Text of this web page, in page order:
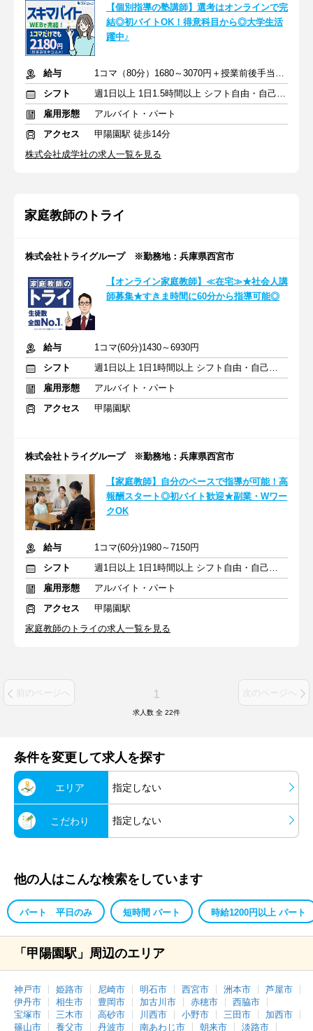
【個別指導の塾講師】選考はオンラインで完
結◎初バイトOK！得意科目から◎大学生活
躍中♪
給与
1コマ（80分）1680～3070円＋授業前後手当500円＋交通費全額支給
シフト
週1日以上 1日1.5時間以上 シフト自由・自己申告
雇用形態
アルバイト・パート
アクセス
甲陽園駅 徒歩14分
株式会社成学社の求人一覧を見る
家庭教師のトライ
株式会社トライグループ ※勤務地：兵庫県西宮市
【オンライン家庭教師】≪在宅≫★社会人講
師募集★すきま時間に60分から指導可能◎
給与
1コマ(60分)1430～6930円
シフト
週1日以上 1日1時間以上 シフト自由・自己申告
雇用形態
アルバイト・パート
アクセス
甲陽園駅
株式会社トライグループ ※勤務地：兵庫県西宮市
【家庭教師】自分のペースで指導が可能！高
報酬スタート◎初バイト歓迎★副業・Wワー
クOK
給与
1コマ(60分)1980～7150円
シフト
週1日以上 1日1時間以上 シフト自由・自己申告
雇用形態
アルバイト・パート
アクセス
甲陽園駅
家庭教師のトライの求人一覧を見る
前のページへ 1 次のページへ
求人数 全 22件
条件を変更して求人を探す
エリア 指定しない
こだわり 指定しない
他の人はこんな検索をしています
パート 平日のみ 短時間 パート 時給1200円以上 パート
「甲陽園駅」周辺のエリア
神戸市 姫路市 尼崎市 明石市 西宮市 洲本市
芦屋市
伊丹市
相生市 豊岡市 加古川市 赤穂市
西脇市
宝塚市
三木市 高砂市 川西市 小野市 三田市
加西市
篠山市
養父市 丹波市 南あわじ市 朝来市 淡路市